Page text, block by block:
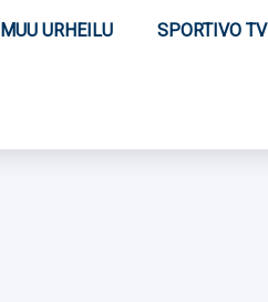
MUU URHEILU SPORTIVO TV